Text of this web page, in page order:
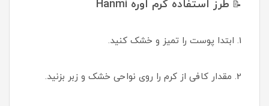
📝 طرز استفاده کرم اوره Hanmi
1. ابتدا پوست را تمیز و خشک کنید.
2. مقدار کافی از کرم را روی نواحی خشک و زبر بزنید.